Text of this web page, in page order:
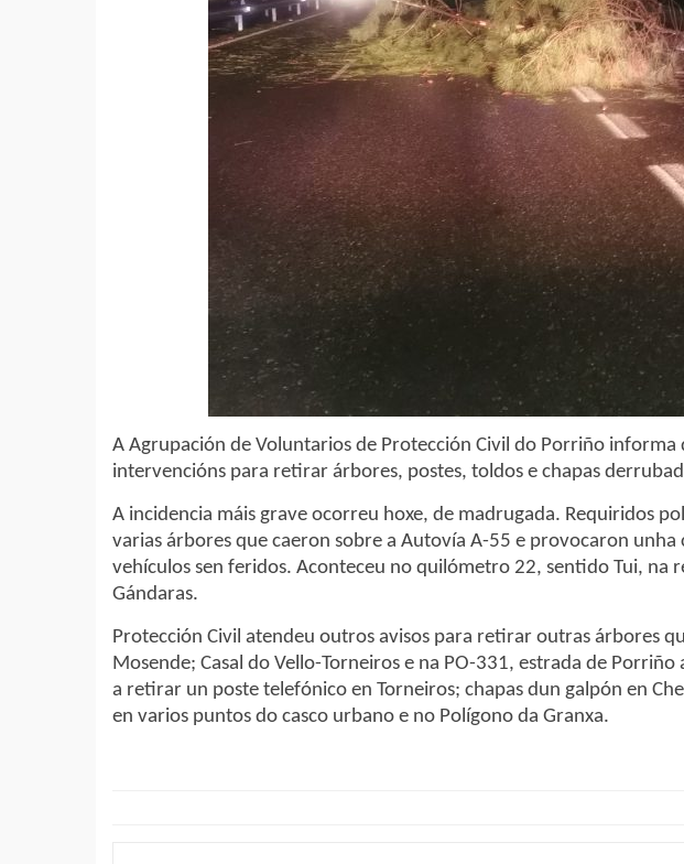
A Agrupación de Voluntarios de Protección Civil do Porriño informa
intervencións para retirar árbores, postes, toldos e chapas
A incidencia máis grave ocorreu hoxe, de madrugada. Requiridos
varias árbores que caeron sobre a Autovía A-55 e provocaron unha
vehículos sen feridos. Aconteceu no quilómetro 22, sentido Tui, na
Gándaras.
Protección Civil atendeu outros avisos para retirar outras árbores
Mosende; Casal do Vello-Torneiros e na PO-331, estrada de
a retirar un poste telefónico en Torneiros; chapas dun galpón en
en varios puntos do casco urbano e no Polígono da Granxa.